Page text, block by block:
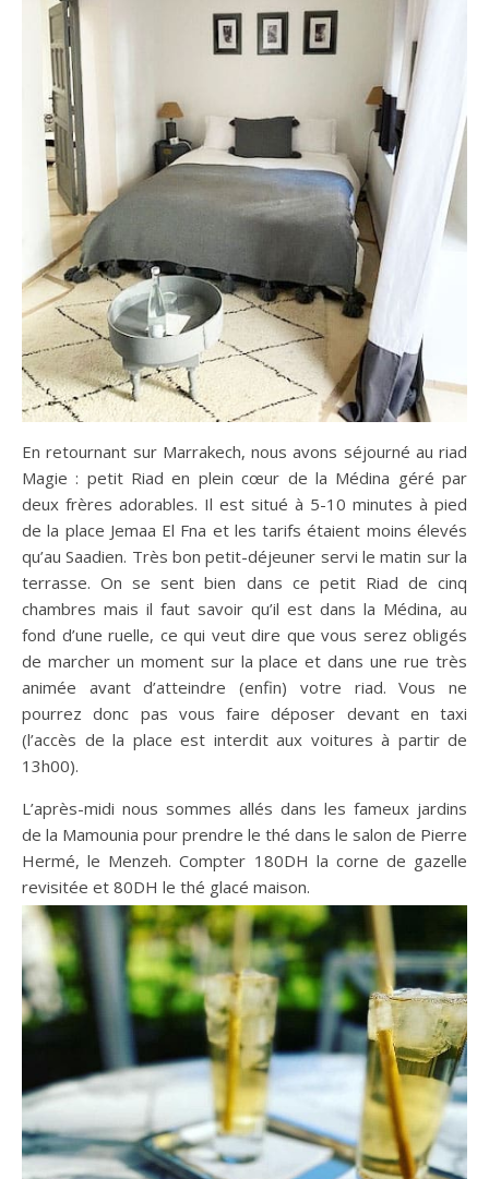
En retournant sur Marrakech, nous avons séjourné au riad
Magie : petit Riad en plein cœur de la Médina géré par
deux frères adorables. Il est situé à 5-10 minutes à pied
de la place Jemaa El Fna et les tarifs étaient moins élevés
qu’au Saadien. Très bon petit-déjeuner servi le matin sur la
terrasse. On se sent bien dans ce petit Riad de cinq
chambres mais il faut savoir qu’il est dans la Médina, au
fond d’une ruelle, ce qui veut dire que vous serez obligés
de marcher un moment sur la place et dans une rue très
animée avant d’atteindre (enfin) votre riad. Vous ne
pourrez donc pas vous faire déposer devant en taxi
(l’accès de la place est interdit aux voitures à partir de
13h00).
L’après-midi nous sommes allés dans les fameux jardins
de la Mamounia pour prendre le thé dans le salon de Pierre
Hermé, le Menzeh. Compter 180DH la corne de gazelle
revisitée et 80DH le thé glacé maison.